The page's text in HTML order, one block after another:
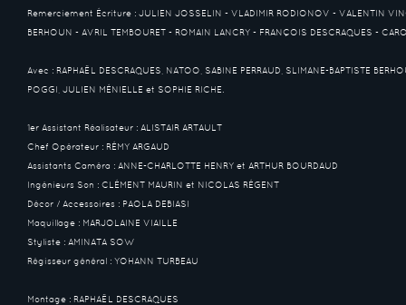
Remerciement Écriture : JULIEN JOSSELIN - VLADIMIR RODIONOV - VALENTIN
BERHOUN - AVRIL TEMBOURET - ROMAIN LANCRY - FRANÇOIS DESCRAQUES -
Avec : RAPHAËL DESCRAQUES, NATOO, SABINE PERRAUD, SLIMANE-BAPTISTE
POGGI, JULIEN MÉNIELLE et SOPHIE RICHE.
1er Assistant Réalisateur : ALISTAIR ARTAULT
Chef Opérateur : RÉMY ARGAUD
Assistants Caméra : ANNE-CHARLOTTE HENRY et ARTHUR BOURDAUD
Ingénieurs Son : CLÉMENT MAURIN et NICOLAS RÉGENT
Décor / Accessoires : PAOLA DEBIASI
Maquillage : MARJOLAINE VIAILLE
Styliste : AMINATA SOW
Régisseur général : YOHANN TURBEAU
Montage : RAPHAËL DESCRAQUES